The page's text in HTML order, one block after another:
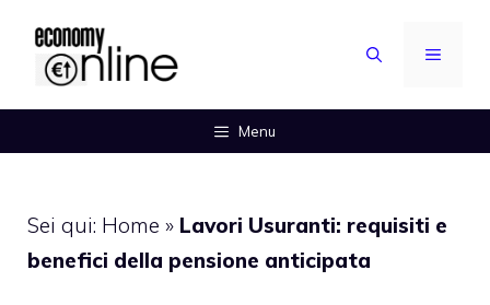
contenuto
MENU
Menu
Sei qui: Home » Lavori Usuranti: requisiti e
benefici della pensione anticipata